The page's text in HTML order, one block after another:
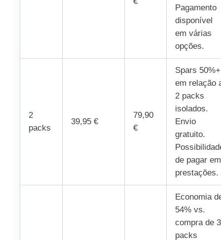
Pagamento
disponível
em várias
opções.
2
packs
39,95 €
79,90
€
Spars 50%+
em relação
2 packs
isolados.
Envio
gratuito.
de pagar em
prestações.
Economia
54% vs.
compra de 3
packs